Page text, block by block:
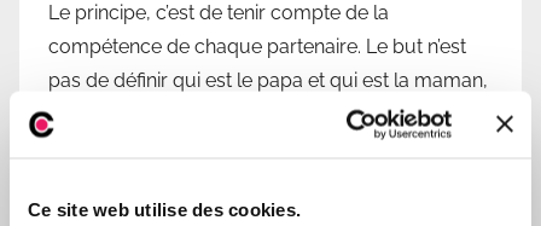
Ce site web utilise des cookies.
Le principe, c’est de tenir compte de la
compétence de chaque partenaire. Le but n’est
pas de définir qui est le papa et qui est la maman,
mais plutôt de définir la personne qui va jouer le
Il est important que l’enfant puisse profiter de